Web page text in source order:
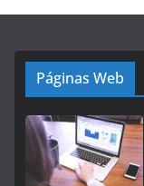
Páginas Web